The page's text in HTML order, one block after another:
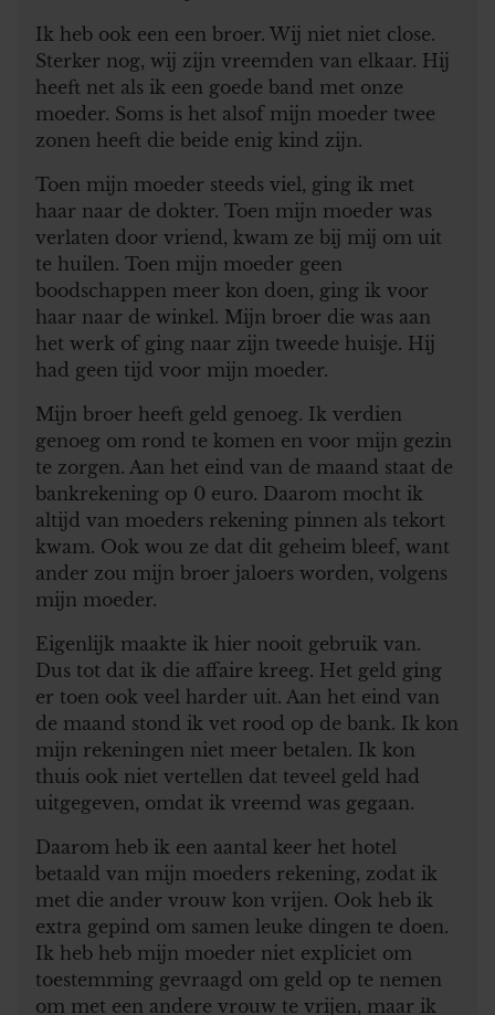
Ik heb ook een een broer. Wij niet niet close.
Sterker nog, wij zijn vreemden van elkaar. Hij
heeft net als ik een goede band met onze
moeder. Soms is het alsof mijn moeder twee
zonen heeft die beide enig kind zijn.
Toen mijn moeder steeds viel, ging ik met
haar naar de dokter. Toen mijn moeder was
verlaten door vriend, kwam ze bij mij om uit
te huilen. Toen mijn moeder geen
boodschappen meer kon doen, ging ik voor
haar naar de winkel. Mijn broer die was aan
het werk of ging naar zijn tweede huisje. Hij
had geen tijd voor mijn moeder.
Mijn broer heeft geld genoeg. Ik verdien
genoeg om rond te komen en voor mijn gezin
te zorgen. Aan het eind van de maand staat de
bankrekening op 0 euro. Daarom mocht ik
altijd van moeders rekening pinnen als tekort
kwam. Ook wou ze dat dit geheim bleef, want
ander zou mijn broer jaloers worden, volgens
mijn moeder.
Eigenlijk maakte ik hier nooit gebruik van.
Dus tot dat ik die affaire kreeg. Het geld ging
er toen ook veel harder uit. Aan het eind van
de maand stond ik vet rood op de bank. Ik kon
mijn rekeningen niet meer betalen. Ik kon
thuis ook niet vertellen dat teveel geld had
uitgegeven, omdat ik vreemd was gegaan.
Daarom heb ik een aantal keer het hotel
betaald van mijn moeders rekening, zodat ik
met die ander vrouw kon vrijen. Ook heb ik
extra gepind om samen leuke dingen te doen.
Ik heb heb mijn moeder niet expliciet om
toestemming gevraagd om geld op te nemen
om met een andere vrouw te vrijen, maar ik